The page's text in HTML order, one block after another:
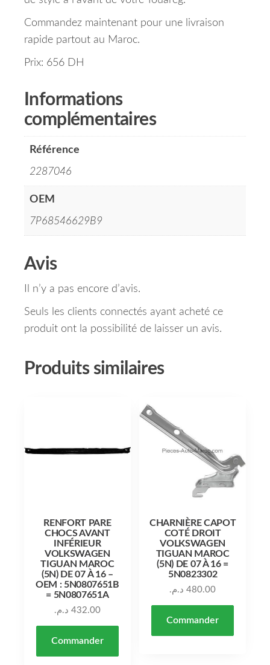
Commandez maintenant pour une livraison
rapide partout au Maroc.
Prix: 656 DH
Informations
complémentaires
Référence
2287046
OEM
7P68546629B9
Avis
Il n’y a pas encore d’avis.
Seuls les clients connectés ayant acheté ce
produit ont la possibilité de laisser un avis.
Produits similaires
RENFORT PARE
CHOCS AVANT
INFÉRIEUR
VOLKSWAGEN
TIGUAN MAROC
(5N) DE 07 À 16 –
OEM : 5N0807651B
= 5N0807651A
432.00 د.م.
Commander
CHARNIÈRE CAPOT
COTÉ DROIT
VOLKSWAGEN
TIGUAN MAROC
(5N) DE 07 À 16 =
5N0823302
480.00 د.م.
Commander